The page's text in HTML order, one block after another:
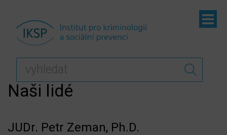
Naši lidé
JUDr. Petr Zeman, Ph.D.